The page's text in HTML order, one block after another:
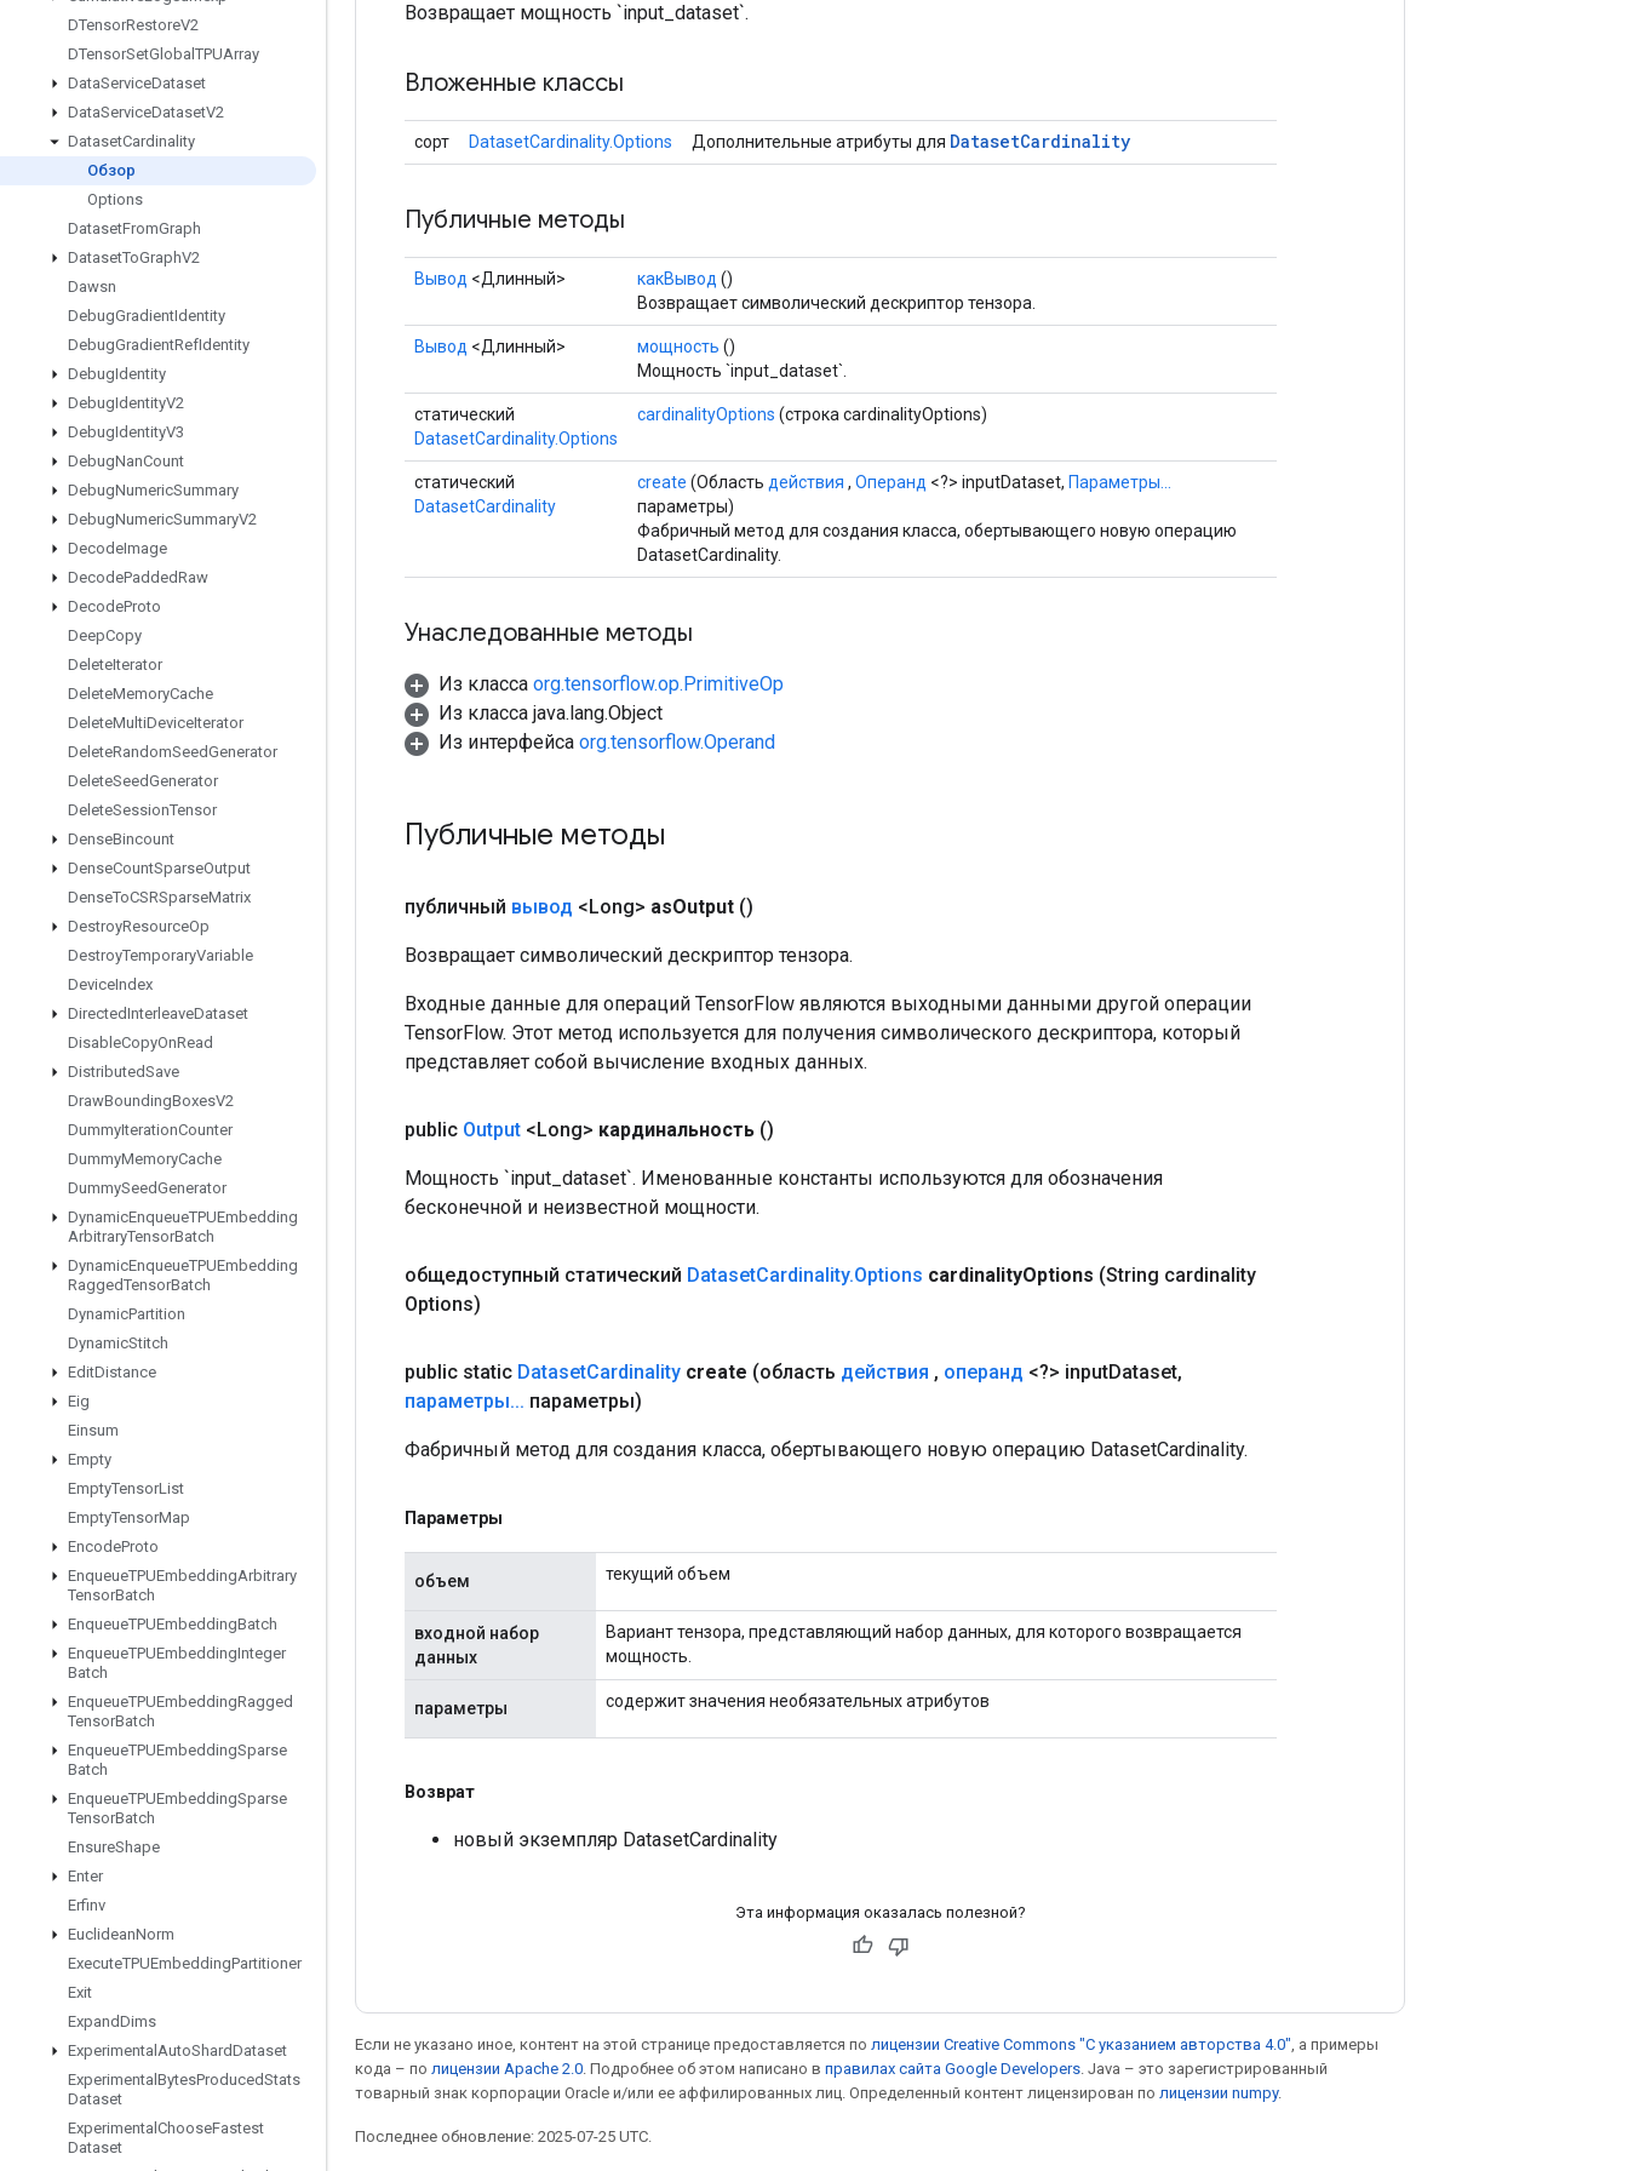
DTensorRestoreV2
DTensorSetGlobal TPUArray
DataServiceDataset
DataServiceDatasetV2
DatasetCardinality
Обзор
Options
DatasetFromGraph
DatasetToGraphV2
Dawsn
DebugGradientIdentity
DebugGradientRefIdentity
DebugIdentity
DebugIdentityV2
DebugIdentityV3
DebugNanCount
DebugNumericSummary
DebugNumericSummaryV2
DecodeImage
DecodePaddedRaw
DecodeProto
DeepCopy
DeleteIterator
DeleteMemoryCache
DeleteMultiDeviceIterator
DeleteRandomSeedGenerator
DeleteSeedGenerator
DeleteSessionTensor
DenseBincount
DenseCountSparseOutput
DenseToCSRSparseMatrix
DestroyResourceOp
DestroyTemporaryVariable
DeviceIndex
DirectedInterleaveDataset
DisableCopyOnRead
DistributedSave
DrawBoundingBoxesV2
DummyIterationCounter
DummyMemoryCache
DummySeedGenerator
DynamicEnqueueTPUEmbedding
ArbitraryTensorBatch
DynamicEnqueueTPUEmbedding
RaggedTensorBatch
DynamicPartition
DynamicStitch
EditDistance
Eig
Einsum
Empty
EmptyTensorList
EmptyTensorMap
EncodeProto
EnqueueTPUEmbeddingArbitrary
TensorBatch
EnqueueTPUEmbeddingBatch
EnqueueTPUEmbeddingInteger
Batch
EnqueueTPUEmbeddingRagged
TensorBatch
EnqueueTPUEmbeddingSparse
Batch
EnqueueTPUEmbeddingSparse
TensorBatch
EnsureShape
Enter
Erfinv
EuclideanNorm
ExecuteTPUEmbeddingPartitioner
Exit
ExpandDims
Experimental AutoShardDataset
Experimental BytesProducedStats
Dataset
Experimental ChooseFastest
Dataset
Возвращает мощность `input_dataset`.
Вложенные классы
сорт DatasetCardinality.Options Дополнительные атрибуты для DatasetCardinality
Публичные методы
Вывод <Длинный> какВывод ()
Возвращает символический дескриптор тензора.
Вывод <Длинный> мощность ()
Мощность `input_dataset`.
статический
DatasetCardinality.Options
cardinalityOptions (строка cardinalityOptions)
статический
DatasetCardinality
create (Область действия , Операнд <?> inputDataset, Параметры...
параметры)
Фабричный метод для создания класса, обертывающего новую операцию
DatasetCardinality.
Унаследованные методы
Из класса org.tensorflow.op.PrimitiveOp
Из класса java.lang.Object
Из интерфейса org.tensorflow.Operand
Публичные методы
публичный вывод <Long> asOutput ()
Возвращает символический дескриптор тензора.
Входные данные для операций TensorFlow являются выходными данными другой операции
TensorFlow. Этот метод используется для получения символического дескриптора, который
представляет собой вычисление входных данных.
public Output <Long> кардинальность ()
Мощность `input_dataset`. Именованные константы используются для обозначения
бесконечной и неизвестной мощности.
общедоступный статический DatasetCardinality.Options cardinalityOptions (String cardinality
Options)
public static DatasetCardinality create (область действия , операнд <?> inputDataset,
параметры... параметры)
Фабричный метод для создания класса, обертывающего новую операцию DatasetCardinality.
Параметры
объем текущий объем
входной набор
данных
Вариант тензора, представляющий набор данных, для которого возвращается
мощность.
параметры содержит значения необязательных атрибутов
Возврат
новый экземпляр DatasetCardinality
Эта информация оказалась полезной?
Если не указано иное, контент на этой странице предоставляется по лицензии Creative Commons "С указанием авторства 4.0" , а примеры
кода – по лицензии Apache 2.0 . Подробнее об этом написано в правилах сайта Google Developers . Java – это зарегистрированный
товарный знак корпорации Oracle и/или ее аффилированных лиц. Определенный контент лицензирован по лицензии numpy.
Последнее обновление: 2025-07-25 UTC.